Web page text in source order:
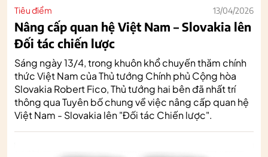
Tiêu điểm 13/04/2026
Nâng cấp quan hệ Việt Nam – Slovakia lên
Đối tác chiến lược
Sáng ngày 13/4, trong khuôn khổ chuyến thăm chính
thức Việt Nam của Thủ tướng Chính phủ Cộng hòa
Slovakia Robert Fico, Thủ tướng hai bên đã nhất trí
thông qua Tuyên bố chung về việc nâng cấp quan hệ
Việt Nam - Slovakia lên "Đối tác Chiến lược".